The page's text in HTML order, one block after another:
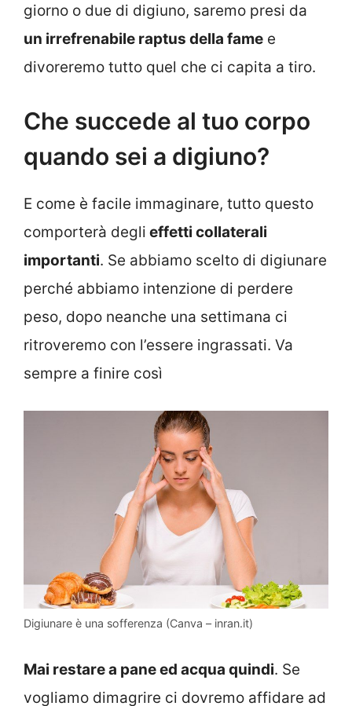
giorno o due di digiuno, saremo presi da
un irrefrenabile raptus della fame e
divoreremo tutto quel che ci capita a tiro.
Che succede al tuo corpo
quando sei a digiuno?
E come è facile immaginare, tutto questo
comporterà degli effetti collaterali
importanti. Se abbiamo scelto di digiunare
perché abbiamo intenzione di perdere
peso, dopo neanche una settimana ci
ritroveremo con l’essere ingrassati. Va
sempre a finire così
Digiunare è una sofferenza (Canva – inran.it)
Mai restare a pane ed acqua quindi. Se
vogliamo dimagrire ci dovremo affidare ad